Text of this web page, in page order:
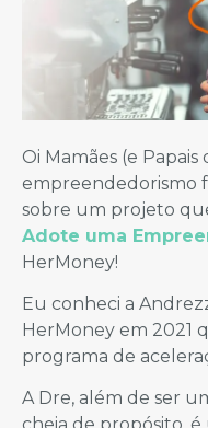
Oi Mamães (e
empreendedorismo
sobre um projeto
Adote uma
HerMoney!
Eu conheci a
HerMoney em 2021
programa de
A Dre, além de ser